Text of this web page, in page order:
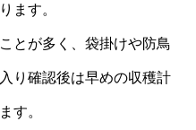
ます。
とが多く、袋掛けや防鳥
り確認後は早めの収穫計
す。